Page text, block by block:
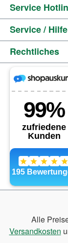
Service
Service / Hilfe
Rechtliches
Alle
Versandkosten